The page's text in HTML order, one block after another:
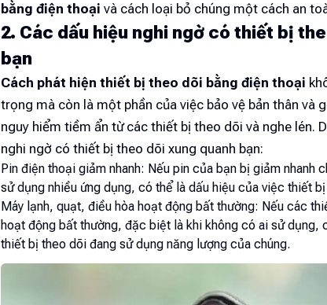
bằng điện thoại và cách loại bỏ chúng một cách an
2. Các dấu hiệu nghi ngờ có thiết bị
bạn
Cách phát hiện thiết bị theo dõi bằng điện thoại
trọng mà còn là một phần của việc bảo vệ bản thân và
nguy hiểm tiềm ẩn từ các thiết bị theo dõi và nghe lén.
nghi ngờ có thiết bị theo dõi xung quanh bạn:
Pin điện thoại giảm nhanh: Nếu pin của bạn bị giảm nhanh
sử dụng nhiều ứng dụng, có thể là dấu hiệu của việc thiết
Máy lạnh, quạt, điều hòa hoạt động bất thường: Nếu các
hoạt động bất thường, đặc biệt là khi không có ai sử dụng,
thiết bị theo dõi đang sử dụng năng lượng của chúng.